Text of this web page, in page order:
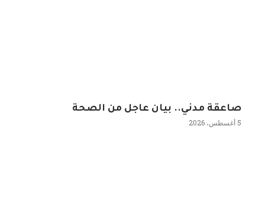
صاعقة مدني.. بيان عاجل من الصحة
5 أغسطس، 2026